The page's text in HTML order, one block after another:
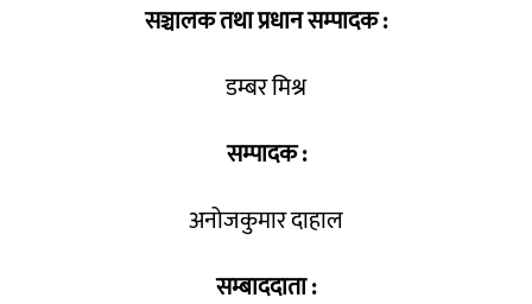
सञ्चालक तथा प्रधान सम्पादक :
डम्बर मिश्र
सम्पादक :
अनोजकुमार दाहाल
सम्बाददाता :